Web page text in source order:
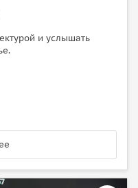
и услышать